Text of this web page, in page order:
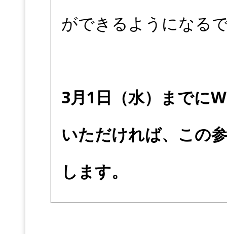
ができるようになる
3月1日（水）までに
いただければ、この
します。